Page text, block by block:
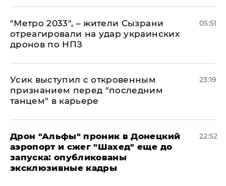
"Метро 2033", – жители Сызрани
отреагировали на удар украинских
дронов по НПЗ
05:51
Усик выступил с откровенным
признанием перед "последним
танцем" в карьере
23:19
Дрон "Альфы" проник в Донецкий
аэропорт и сжег "Шахед" еще до
запуска: опубликованы
эксклюзивные кадры
22:52